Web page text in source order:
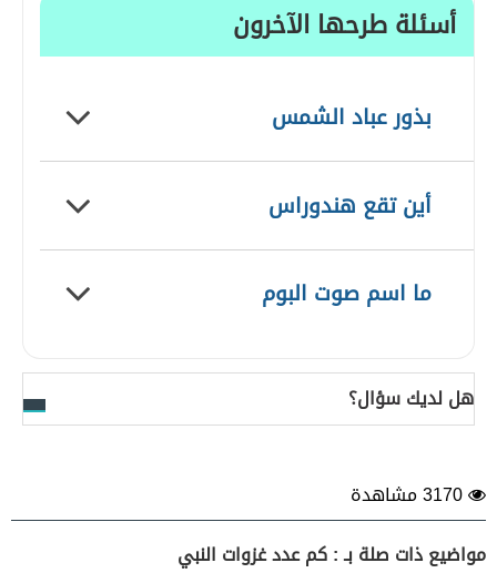
أسئلة طرحها الآخرون
بذور عباد الشمس
أين تقع هندوراس
ما اسم صوت البوم
هل لديك سؤال؟
مواضيع ذات صلة بـ : كم عدد غزوات النبي